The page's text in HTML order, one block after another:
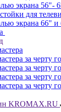
экрана 56"-
для
экрана 66" и
за черту
за черту
за черту
за черту
KROMAX.RU